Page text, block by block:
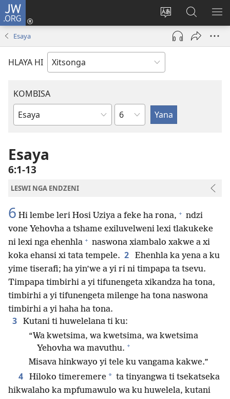
JW.ORG
Hlawula
ririmi
Nghena
(opens
window)
Secha
JW.ORG
Esaya
HLAYA HI
KOMBISA
Bible
Ndzima
Esaya
6:1-13
LESWI NGA ENDZENI
6 Hi lembe leri Hosi Uziya a feke ha rona, + ndzi
vone Yehovha a tshame exiluvelweni lexi tlakukeke
ni lexi nga ehenhla + naswona xiambalo xakwe a xi
koka ehansi xi tata tempele. 2
Ehenhla ka yena a ku
yime tiserafi; ha yin’we a yi ri ni timpapa ta tsevu.
Timpapa timbirhi a yi tifunengeta xikandza ha tona,
timbirhi a yi tifunengeta milenge ha tona naswona
timbirhi a yi haha ha tona.
3
Kutani ti huwelelana ti ku:
“Wa kwetsima, wa kwetsima, wa kwetsima
Yehovha wa mavuthu. +
Misava hinkwayo yi tele ku vangama kakwe.”
4 Hiloko timeremere * ta tinyangwa ti tsekatseka
hikwalaho ka mpfumawulo wa ku huwelela, kutani